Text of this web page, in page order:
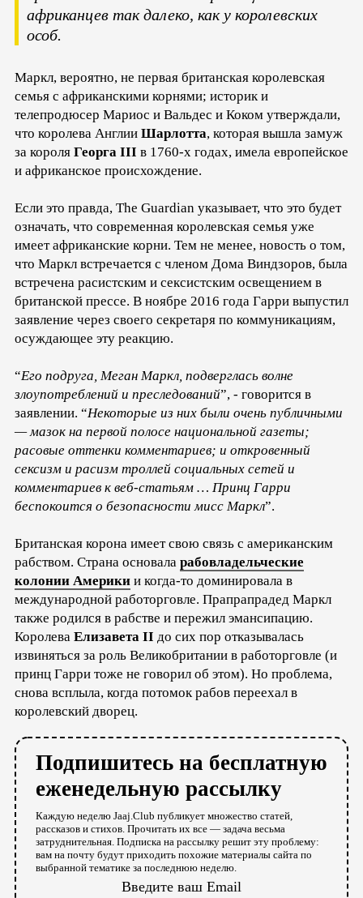
африканцев так далеко, как у королевских
особ.
Маркл, вероятно, не первая британская королевская
семья с африканскими корнями; историк и
телепродюсер Мариос и Вальдес и Коком утверждали,
что королева Англии Шарлотта, которая вышла замуж
за короля Георга III в 1760-х годах, имела европейское
и африканское происхождение.
Если это правда, The Guardian указывает, что это будет
означать, что современная королевская семья уже
имеет африканские корни. Тем не менее, новость о том,
что Маркл встречается с членом Дома Виндзоров, была
встречена расистским и сексистским освещением в
британской прессе. В ноябре 2016 года Гарри выпустил
заявление через своего секретаря по коммуникациям,
осуждающее эту реакцию.
“Его подруга, Меган Маркл, подверглась волне
злоупотреблений и преследований”, - говорится в
заявлении. “Некоторые из них были очень публичными
— мазок на первой полосе национальной газеты;
расовые оттенки комментариев; и откровенный
сексизм и расизм троллей социальных сетей и
комментариев к веб-статьям … Принц Гарри
беспокоится о безопасности мисс Маркл”.
Британская корона имеет свою связь с американским
рабством. Страна основала рабовладельческие
колонии Америки и когда-то доминировала в
международной работорговле. Прапрапрадед Маркл
также родился в рабстве и пережил эмансипацию.
Королева Елизавета II до сих пор отказывалась
извиняться за роль Великобритании в работорговле (и
принц Гарри тоже не говорил об этом). Но проблема,
снова всплыла, когда потомок рабов переехал в
королевский дворец.
Подпишитесь на бесплатную
еженедельную рассылку
Каждую неделю Jaaj.Club публикует множество статей,
рассказов и стихов. Прочитать их все — задача весьма
затруднительная. Подписка на рассылку решит эту проблему:
вам на почту будут приходить похожие материалы сайта по
выбранной тематике за последнюю неделю.
Введите ваш Email